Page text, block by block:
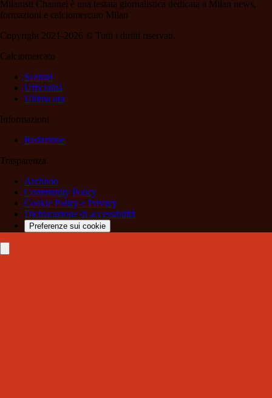
Milanisti Channel è una testata giornalistica dedicata a Milan news,
formazioni e calciomercato Milan
Copyright 2021-2026 © Tutti i diritti riservati.
Calciomercato
Scenari
Ufficialità
Ultima ora
Informazioni
Redazione
Trasparenza
Archivio
Community Policy
Cookie Policy e Privacy
Dichiarazione di accessibilità
Preferenze sui cookie